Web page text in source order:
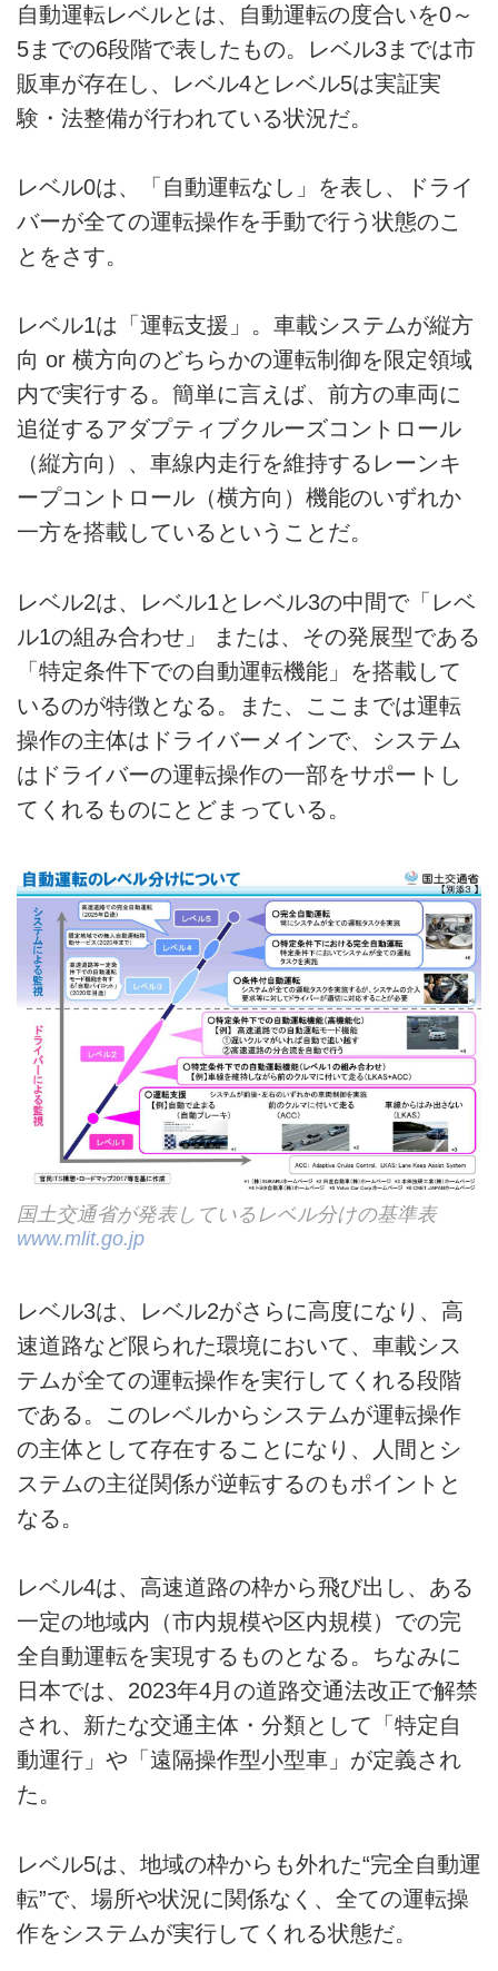
自動運転レベルとは、自動運転の度合いを0～
5までの6段階で表したもの。レベル3までは市
販車が存在し、レベル4とレベル5は実証実
験・法整備が行われている状況だ。
レベル0は、「自動運転なし」を表し、ドライ
バーが全ての運転操作を手動で行う状態のこ
とをさす。
レベル1は「運転支援」。車載システムが縦方
向 or 横方向のどちらかの運転制御を限定領域
内で実行する。簡単に言えば、前方の車両に
追従するアダプティブクルーズコントロール
（縦方向）、車線内走行を維持するレーンキ
ープコントロール（横方向）機能のいずれか
一方を搭載しているということだ。
レベル2は、レベル1とレベル3の中間で「レベ
ル1の組み合わせ」 または、その発展型である
「特定条件下での自動運転機能」を搭載して
いるのが特徴となる。また、ここまでは運転
操作の主体はドライバーメインで、システム
はドライバーの運転操作の一部をサポートし
てくれるものにとどまっている。
国土交通省が発表しているレベル分けの基準表
www.mlit.go.jp
レベル3は、レベル2がさらに高度になり、高
速道路など限られた環境において、車載シス
テムが全ての運転操作を実行してくれる段階
である。このレベルからシステムが運転操作
の主体として存在することになり、人間とシ
ステムの主従関係が逆転するのもポイントと
なる。
レベル4は、高速道路の枠から飛び出し、ある
一定の地域内（市内規模や区内規模）での完
全自動運転を実現するものとなる。ちなみに
日本では、2023年4月の道路交通法改正で解禁
され、新たな交通主体・分類として「特定自
動運行」や「遠隔操作型小型車」が定義され
た。
レベル5は、地域の枠からも外れた“完全自動運
転”で、場所や状況に関係なく、全ての運転操
作をシステムが実行してくれる状態だ。